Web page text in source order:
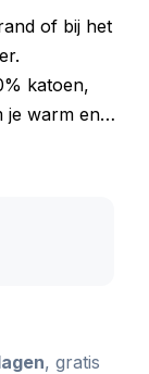
of bij het
katoen,
je warm en
, gratis